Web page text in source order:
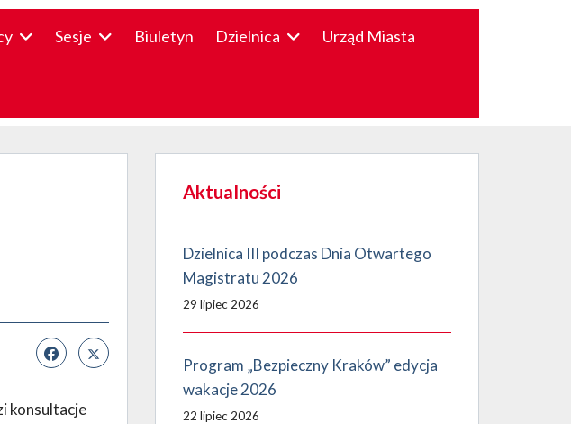
Sesje Biuletyn Dzielnica Urząd Miasta
konsultacje
Aktualności
Dzielnica III podczas Dnia Otwartego
Magistratu 2026
29 lipiec 2026
Program „Bezpieczny Kraków” edycja
wakacje 2026
22 lipiec 2026